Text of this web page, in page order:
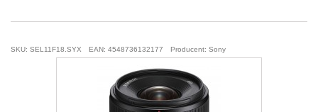
SKU: SEL11F18.SYX EAN: 4548736132177 Producent: Sony